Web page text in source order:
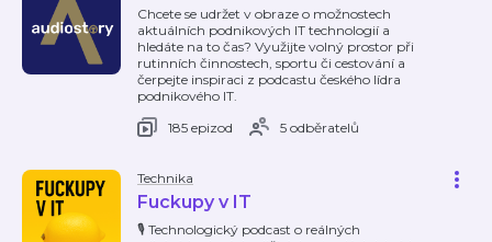
Chcete se udržet v obraze o možnostech
aktuálních podnikových IT technologií a
hledáte na to čas? Využijte volný prostor při
rutinních činnostech, sportu či cestování a
čerpejte inspiraci z podcastu českého lídra
podnikového IT.
185 epizod
5 odběratelů
Technika
Fuckupy v IT
🎙️ Technologický podcast o reálných